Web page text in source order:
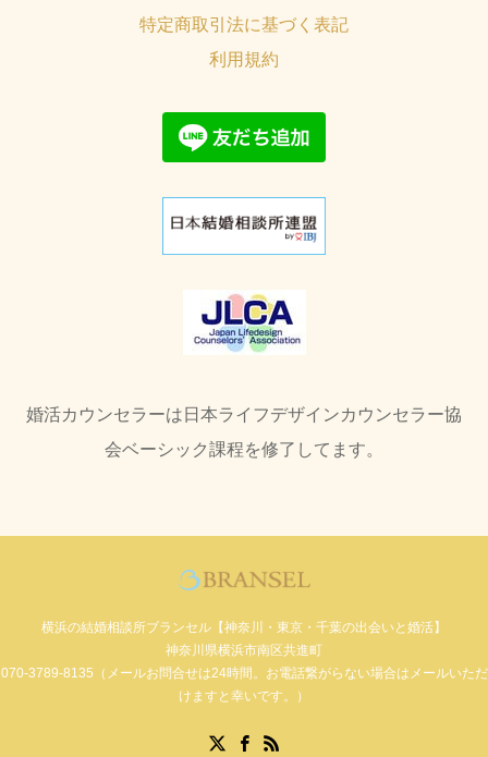
特定商取引法に基づく表記
利用規約
婚活カウンセラーは日本ライフデザインカウンセラー協
会ベーシック課程を修了してます。
横浜の結婚相談所ブランセル【神奈川・東京・千葉の出会いと婚活】
神奈川県横浜市南区共進町
070-3789-8135（メールお問合せは24時間。お電話繋がらない場合はメールいただ
けますと幸いです。）